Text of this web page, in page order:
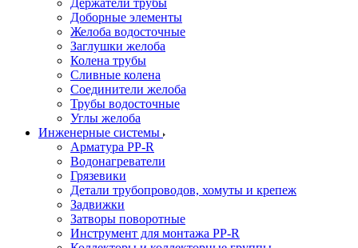
Держатели трубы
Доборные элементы
Желоба водосточные
Заглушки желоба
Колена трубы
Сливные колена
Соединители желоба
Трубы водосточные
Углы желоба
Инженерные системы
Арматура PP-R
Водонагреватели
Грязевики
Детали трубопроводов, хомуты и крепеж
Задвижки
Затворы поворотные
Инструмент для монтажа PP-R